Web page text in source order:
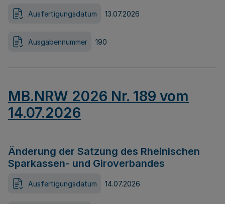
Ausfertigungsdatum 13.07.2026
Ausgabennummer 190
MB.NRW 2026 Nr. 189 vom
14.07.2026
Änderung der Satzung des Rheinischen
Sparkassen- und Giroverbandes
Ausfertigungsdatum 14.07.2026